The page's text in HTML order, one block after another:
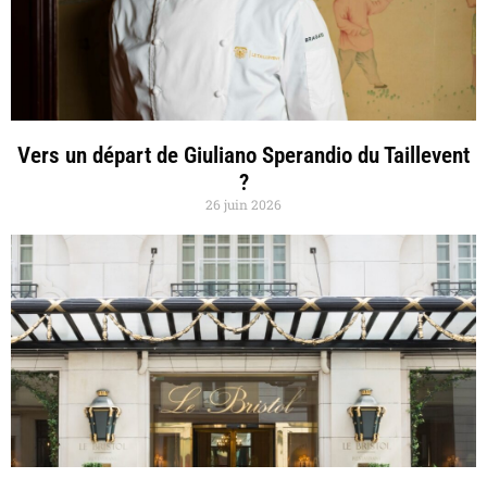
Vers un départ de Giuliano Sperandio du Taillevent
?
26 juin 2026